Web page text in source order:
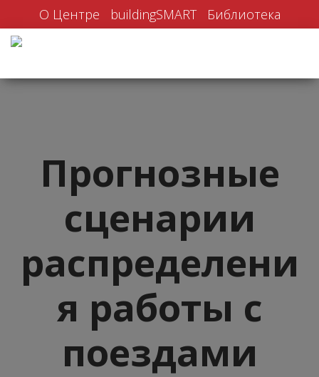
О Центре buildingSMART Библиотека
Прогнозные
сценарии
распределени
я работы с
поездами